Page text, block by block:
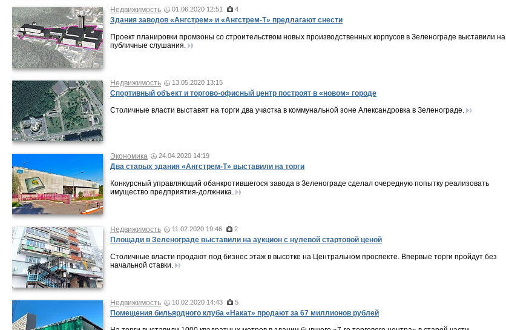
Недвижимость 01.06.2020 12:51 4
Здания заводов «Ангстрем» и «Ангстрем-Т» предлагают снести
Проект планировки промзоны со строительством новых производственных корпусов в Зеленограде выставили на
публичные слушания.
Недвижимость 13.05.2020 13:15
Спортивный объект и торгово-офисный центр построят в «новом» городе
Столичные власти выставят на торги два участка в коммунальной зоне Александровка в Зеленограде.
Экономика 24.04.2020 14:19
Два старых здания «Ангстрем-Т» выставили на торги
Конкурсный управляющий обанкротившегося завода в Зеленограде сделал очередную попытку реализовать
имущество предприятия-должника.
Недвижимость 11.02.2020 19:46 2
Площади в Зеленограде выставили на аукцион с нулевой стартовой ценой
Столичные власти продают под бизнес этаж в высотке на Центральном проспекте. Впервые торги пройдут без
начальной ставки.
Недвижимость 10.02.2020 14:43 5
Помещения бильярдного клуба «Накат» продают за 67 миллионов рублей